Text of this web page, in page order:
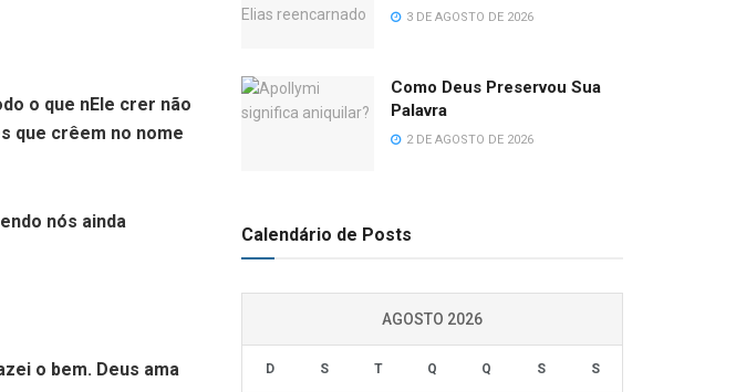
o que nEle crer não
que crêem no nome
nós ainda
o bem. Deus ama
3 DE AGOSTO DE 2026
Como Deus Preservou Sua
Palavra
2 DE AGOSTO DE 2026
Calendário de Posts
AGOSTO 2026
D S T Q Q S S